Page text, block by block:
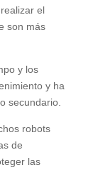
el
son más
y los
y ha
secundario.
robots
de
las